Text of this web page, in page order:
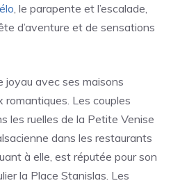
, le parapente et l’escalade,
d’aventure et de sensations
joyau avec ses maisons
Les couples
les ruelles de la Petite Venise
dans les restaurants
à elle, est réputée pour son
la Place Stanislas. Les